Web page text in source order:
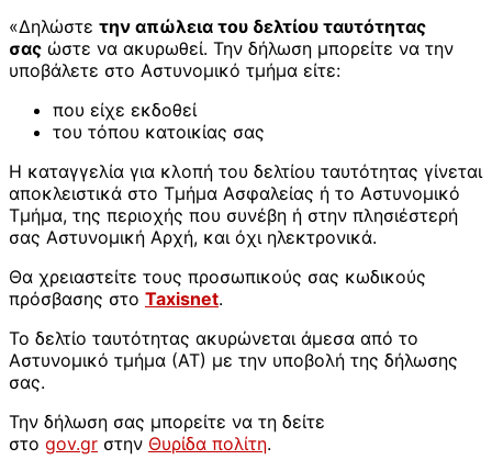
«Δηλώστε την απώλεια του δελτίου ταυτότητας
σας ώστε να ακυρωθεί. Την δήλωση μπορείτε να την
υποβάλετε στο Αστυνομικό τμήμα είτε:
που είχε εκδοθεί
του τόπου κατοικίας σας
Η καταγγελία για κλοπή του δελτίου ταυτότητας γίνεται
αποκλειστικά στο Τμήμα Ασφαλείας ή το Αστυνομικό
Τμήμα, της περιοχής που συνέβη ή στην πλησιέστερή
σας Αστυνομική Αρχή, και όχι ηλεκτρονικά.
Θα χρειαστείτε τους προσωπικούς σας κωδικούς
πρόσβασης στο Taxisnet.
Το δελτίο ταυτότητας ακυρώνεται άμεσα από το
Αστυνομικό τμήμα (ΑΤ) με την υποβολή της δήλωσης
σας.
Την δήλωση σας μπορείτε να τη δείτε
στο gov.gr στην Θυρίδα πολίτη.